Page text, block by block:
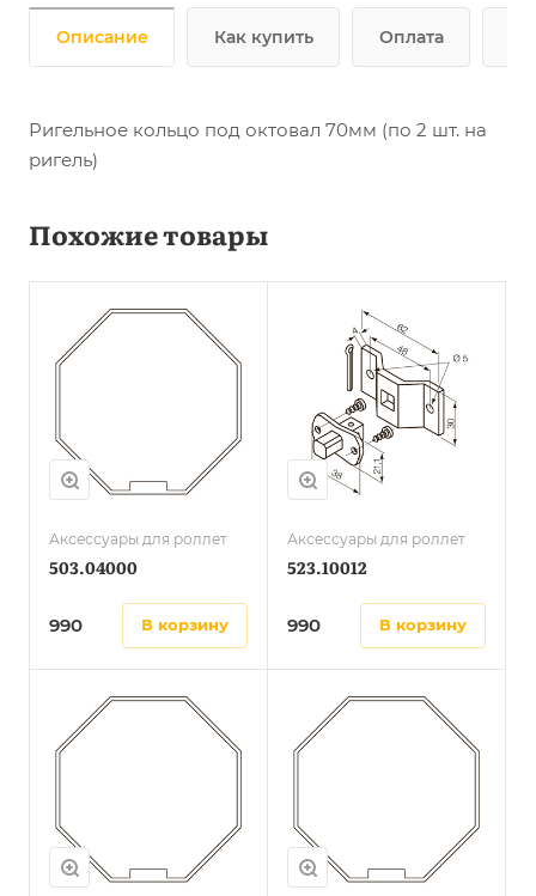
Описание Как купить Оплата
Ригельное кольцо под октовал 70мм (по 2 шт. на
ригель)
Похожие товары
Аксессуары для роллет
503.04000
990 в корзину
Аксессуары для роллет
523.10012
990 в корзину